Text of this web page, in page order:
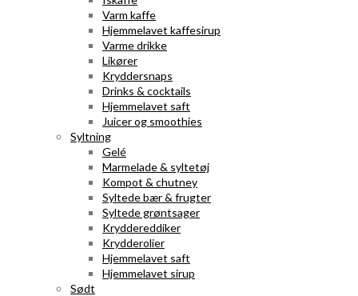
Varm kaffe
Hjemmelavet kaffesirup
Varme drikke
Likører
Kryddersnaps
Drinks & cocktails
Hjemmelavet saft
Juicer og smoothies
Syltning
Gelé
Marmelade & syltetøj
Kompot & chutney
Syltede bær & frugter
Syltede grøntsager
Kryddereddiker
Krydderolier
Hjemmelavet saft
Hjemmelavet sirup
Sødt